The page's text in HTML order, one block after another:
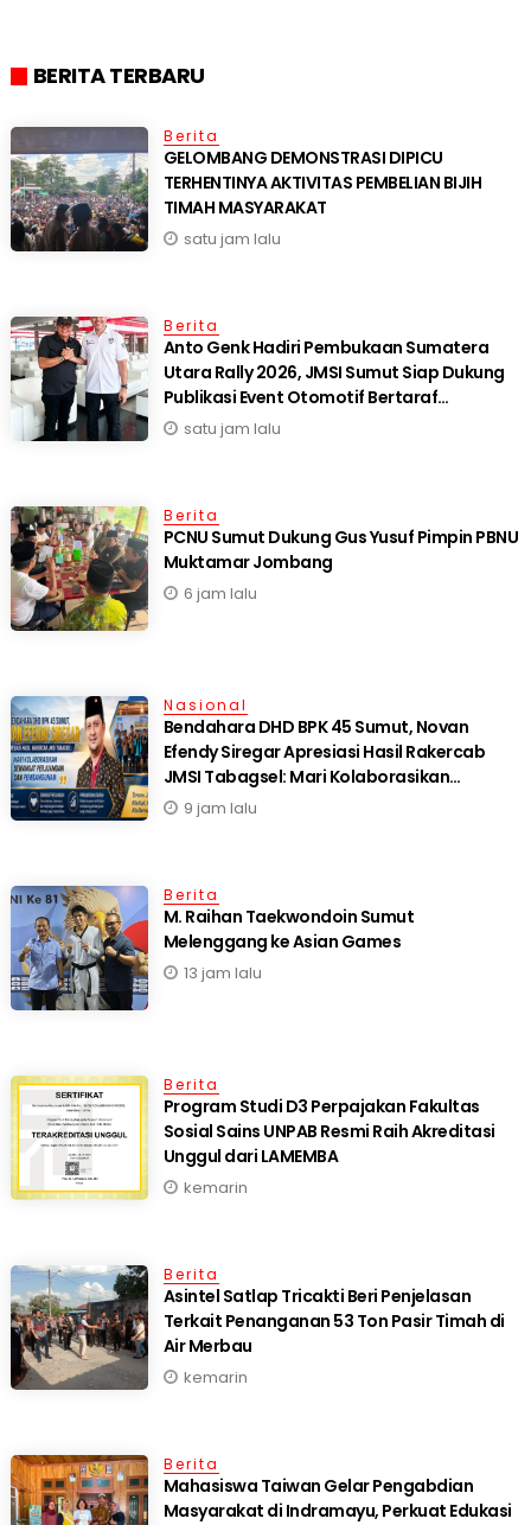
BERITA TERBARU
Berita
GELOMBANG DEMONSTRASI DIPICU
TERHENTINYA AKTIVITAS PEMBELIAN BIJIH
TIMAH MASYARAKAT
satu jam lalu
Berita
Anto Genk Hadiri Pembukaan Sumatera
Utara Rally 2026, JMSI Sumut Siap Dukung
Publikasi Event Otomotif Bertaraf
Internasional*
satu jam lalu
Berita
PCNU Sumut Dukung Gus Yusuf Pimpin PBNU
Muktamar Jombang
6 jam lalu
Nasional
Bendahara DHD BPK 45 Sumut, Novan
Efendy Siregar Apresiasi Hasil Rakercab
JMSI Tabagsel: Mari Kolaborasikan
Semangat Perjuangan dan Pembangunan
9 jam lalu
Berita
M. Raihan Taekwondoin Sumut
Melenggang ke Asian Games
13 jam lalu
Berita
Program Studi D3 Perpajakan Fakultas
Sosial Sains UNPAB Resmi Raih Akreditasi
Unggul dari LAMEMBA
kemarin
Berita
Asintel Satlap Tricakti Beri Penjelasan
Terkait Penanganan 53 Ton Pasir Timah di
Air Merbau
kemarin
Berita
Mahasiswa Taiwan Gelar Pengabdian
Masyarakat di Indramayu, Perkuat Edukasi